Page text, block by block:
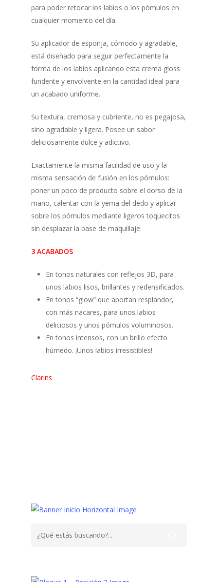
para poder retocar los labios o los pómulos en
cualquier momento del día.
Su aplicador de esponja, cómodo y agradable,
está diseñado para seguir perfectamente la
forma de los labios aplicando esta crema gloss
fundente y envolvente en la cantidad ideal para
un acabado uniforme.
Su textura, cremosa y cubriente, no es pegajosa,
sino agradable y ligera. Posee un sabor
deliciosamente dulce y adictivo.
Exactamente la misma facilidad de uso y la
misma sensación de fusión en los pómulos:
poner un poco de producto sobre el dorso de la
mano, calentar con la yema del dedo y aplicar
sobre los pómulos mediante ligeros toquecitos
sin desplazar la base de maquillaje.
3 ACABADOS
En tonos naturales con reflejos 3D, para
unos labios lisos, brillantes y redensificados.
En tonos “glow” que aportan resplandor,
con más nacares, para unos labios
deliciosos y unos pómulos voluminosos.
En tonos intensos, con un brillo efecto
húmedo. ¡Unos labios irresistibles!
Clarins